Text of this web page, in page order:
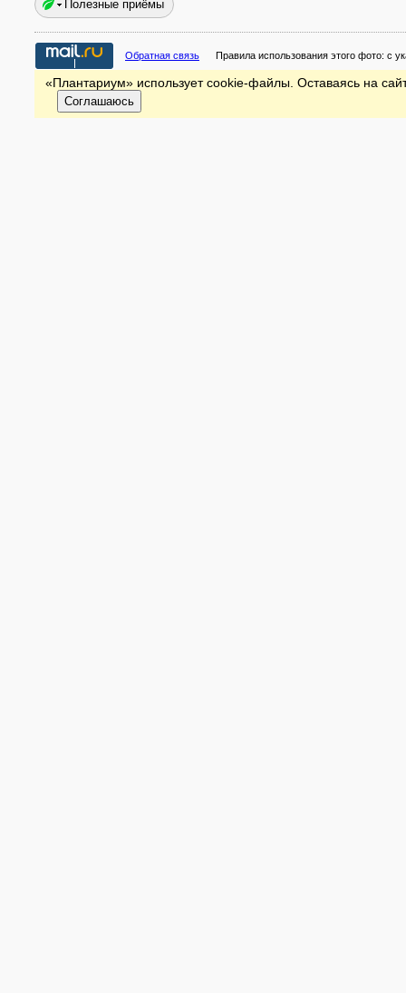
Полезные приёмы
Обратная связь Правила использования этого фото: с
«Плантариум» использует cookie-файлы. Оставаясь на
Соглашаюсь